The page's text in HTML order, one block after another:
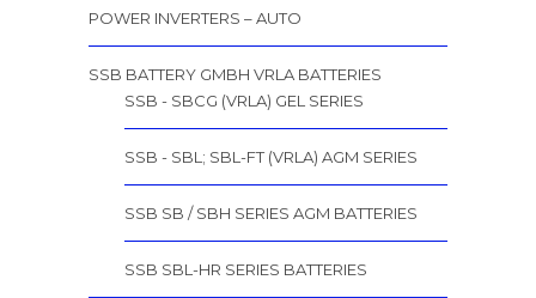
POWER INVERTERS – AUTO
SSB BATTERY GMBH VRLA BATTERIES
SSB - SBCG (VRLA) GEL SERIES
SSB - SBL; SBL-FT (VRLA) AGM SERIES
SSB SB / SBH SERIES AGM BATTERIES
SSB SBL-HR SERIES BATTERIES